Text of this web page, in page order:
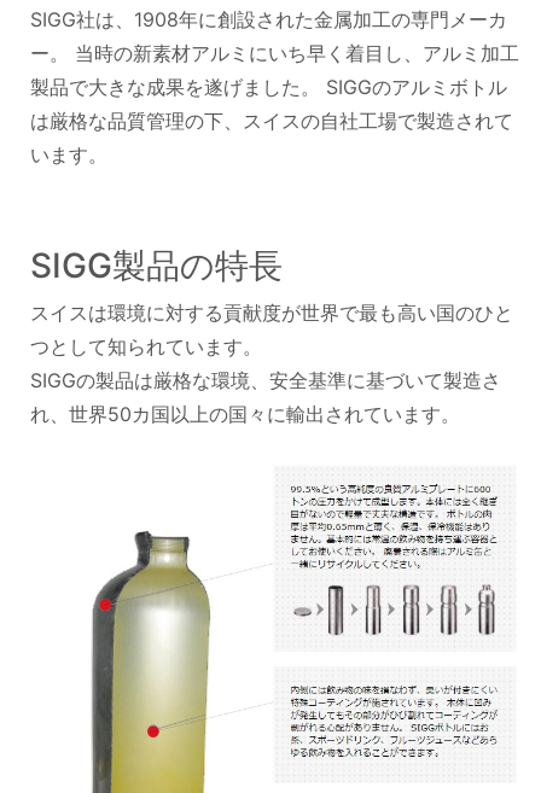
SIGG社は、1908年に創設された金属加工の専門メーカ
ー。 当時の新素材アルミにいち早く着目し、アルミ加工
製品で大きな成果を遂げました。 SIGGのアルミボトル
は厳格な品質管理の下、スイスの自社工場で製造されて
います。
SIGG製品の特長
スイスは環境に対する貢献度が世界で最も高い国のひと
つとして知られています。
SIGGの製品は厳格な環境、安全基準に基づいて製造さ
れ、世界50カ国以上の国々に輸出されています。